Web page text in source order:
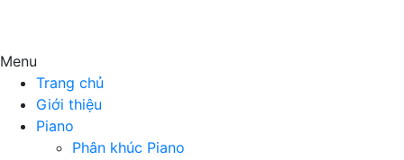
Menu
Trang chủ
Giới thiệu
Piano
Phân khúc Piano